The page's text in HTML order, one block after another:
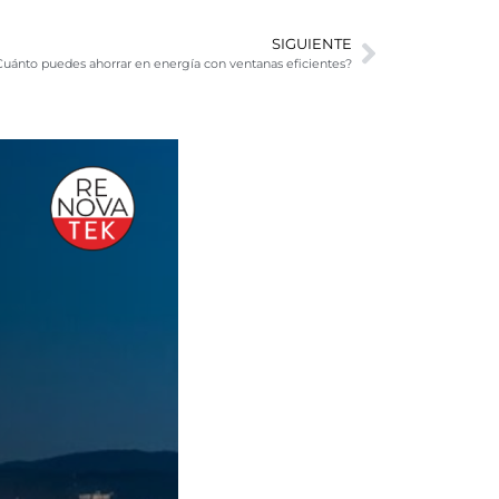
SIGUIENTE
puedes ahorrar en energía con ventanas eficientes?